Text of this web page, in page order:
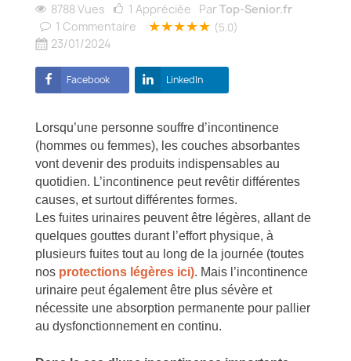
8788 Vues 1 Appréciée
1 Commentaire ★★★★★ (5.0)
23/01/2024
ParTop-Senior.fr
Facebook LinkedIn
Lorsqu’une personne souffre d’incontinence
(hommes ou femmes), les couches absorbantes
vont devenir des produits indispensables au
quotidien. L’incontinence peut revêtir différentes
causes, et surtout différentes formes.
Les fuites urinaires peuvent être légères, allant de
quelques gouttes durant l’effort physique, à
plusieurs fuites tout au long de la journée (toutes
nos protections légères ici). Mais l’incontinence
urinaire peut également être plus sévère et
nécessite une absorption permanente pour pallier
au dysfonctionnement en continu.